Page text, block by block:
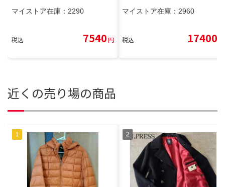
マイストア在庫： 2290
税込 7540円
マイストア在庫： 2960
税込 17400
近くの売り場の商品